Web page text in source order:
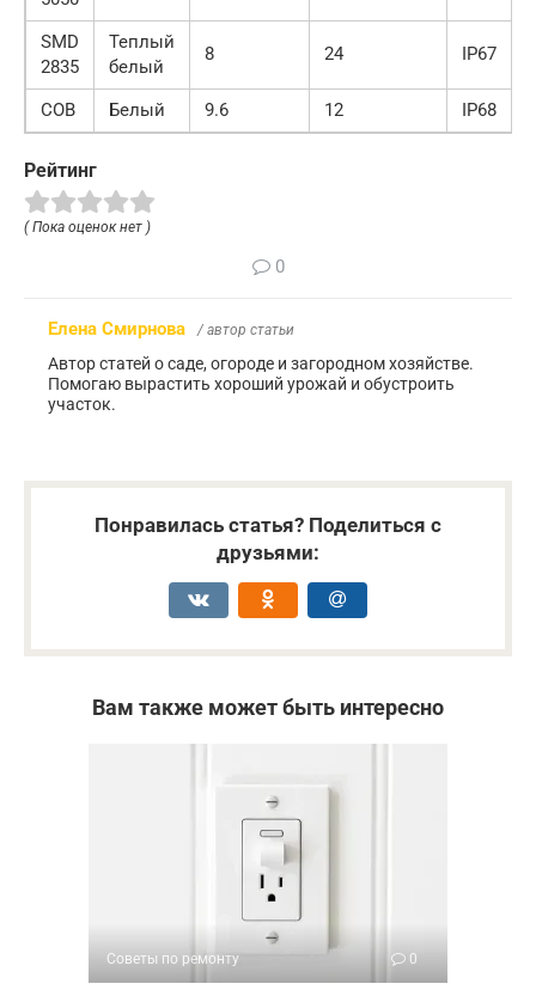
SMD
2835
Теплый
белый
8 24 IP67
COB Белый 9.6 12 IP68
Рейтинг
( Пока оценок нет )
0
Елена Смирнова / автор статьи
Автор статей о саде, огороде и загородном хозяйстве.
Помогаю вырастить хороший урожай и обустроить
участок.
Понравилась статья? Поделиться с
друзьями:
Вам также может быть интересно
Советы по ремонту 0